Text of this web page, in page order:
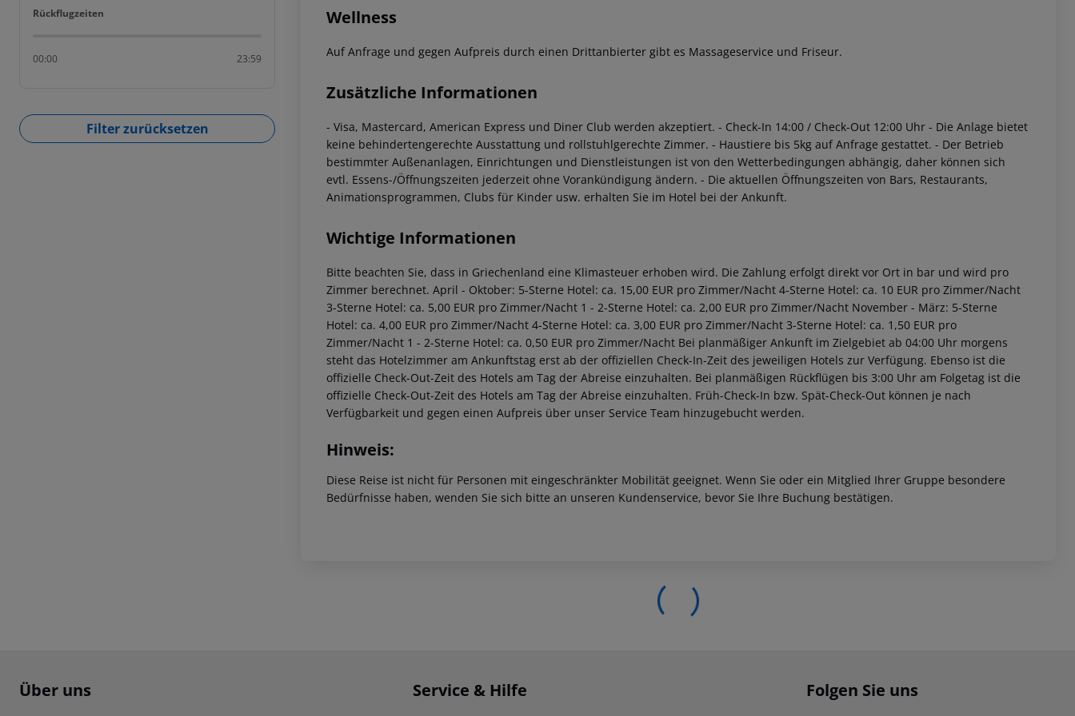
Rückflugzeiten
Rückflugzeiten
00:00 23:59
Filter zurücksetzen
Wellness
Auf Anfrage und gegen Aufpreis durch einen Drittanbierter gibt es Massageservice und Friseur.
Zusätzliche Informationen
- Visa, Mastercard, American Express und Diner Club werden akzeptiert. - Check-In 14:00 / Check-Out 12:00 Uhr - Die Anlage bietet
keine behindertengerechte Ausstattung und rollstuhlgerechte Zimmer. - Haustiere bis 5kg auf Anfrage gestattet. - Der Betrieb
bestimmter Außenanlagen, Einrichtungen und Dienstleistungen ist von den Wetterbedingungen abhängig, daher können sich
evtl. Essens-/Öffnungszeiten jederzeit ohne Vorankündigung ändern. - Die aktuellen Öffnungszeiten von Bars, Restaurants,
Animationsprogrammen, Clubs für Kinder usw. erhalten Sie im Hotel bei der Ankunft.
Wichtige Informationen
Bitte beachten Sie, dass in Griechenland eine Klimasteuer erhoben wird. Die Zahlung erfolgt direkt vor Ort in bar und wird pro
Zimmer berechnet. April - Oktober: 5-Sterne Hotel: ca. 15,00 EUR pro Zimmer/Nacht 4-Sterne Hotel: ca. 10 EUR pro Zimmer/Nacht
3-Sterne Hotel: ca. 5,00 EUR pro Zimmer/Nacht 1 - 2-Sterne Hotel: ca. 2,00 EUR pro Zimmer/Nacht November - März: 5-Sterne
Hotel: ca. 4,00 EUR pro Zimmer/Nacht 4-Sterne Hotel: ca. 3,00 EUR pro Zimmer/Nacht 3-Sterne Hotel: ca. 1,50 EUR pro
Zimmer/Nacht 1 - 2-Sterne Hotel: ca. 0,50 EUR pro Zimmer/Nacht Bei planmäßiger Ankunft im Zielgebiet ab 04:00 Uhr morgens
steht das Hotelzimmer am Ankunftstag erst ab der offiziellen Check-In-Zeit des jeweiligen Hotels zur Verfügung. Ebenso ist die
offizielle Check-Out-Zeit des Hotels am Tag der Abreise einzuhalten. Bei planmäßigen Rückflügen bis 3:00 Uhr am Folgetag ist die
offizielle Check-Out-Zeit des Hotels am Tag der Abreise einzuhalten. Früh-Check-In bzw. Spät-Check-Out können je nach
Verfügbarkeit und gegen einen Aufpreis über unser Service Team hinzugebucht werden.
Hinweis:
Diese Reise ist nicht für Personen mit eingeschränkter Mobilität geeignet. Wenn Sie oder ein Mitglied Ihrer Gruppe besondere
Bedürfnisse haben, wenden Sie sich bitte an unseren Kundenservice, bevor Sie Ihre Buchung bestätigen.
Footer navigation
Über uns Service & Hilfe Folgen Sie uns